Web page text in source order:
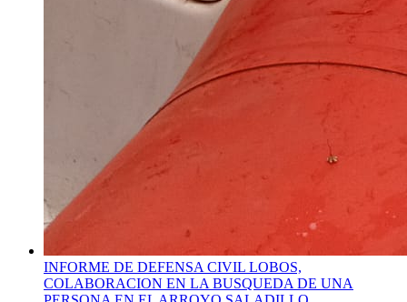
INFORME DE DEFENSA CIVIL LOBOS,
COLABORACION EN LA BUSQUEDA DE UNA